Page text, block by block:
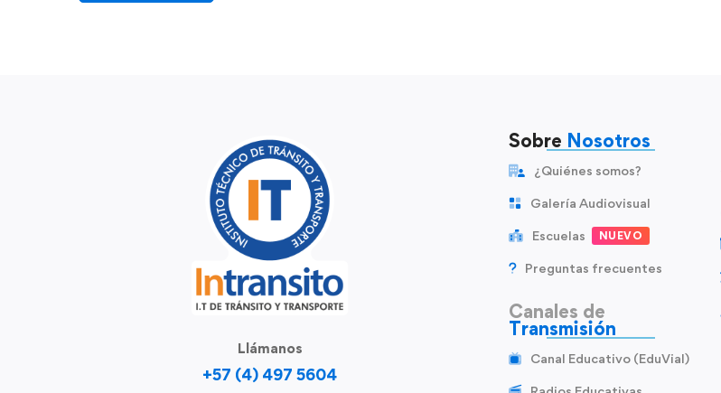
Llámanos
+57 (4) 497 5604
Sobre Nosotros
¿Quiénes somos?
Galería Audiovisual
Escuelas NUEVO
Preguntas frecuentes
Canales de
Transmisión
Canal Educativo (EduVial)